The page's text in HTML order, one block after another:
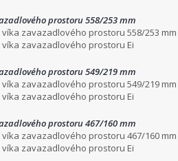
prostoru 558/253 mm
zavazadlového prostoru 558/253 mm
zavazadlového prostoru Ei
prostoru 549/219 mm
zavazadlového prostoru 549/219 mm
zavazadlového prostoru Ei
prostoru 467/160 mm
zavazadlového prostoru 467/160 mm
zavazadlového prostoru Ei